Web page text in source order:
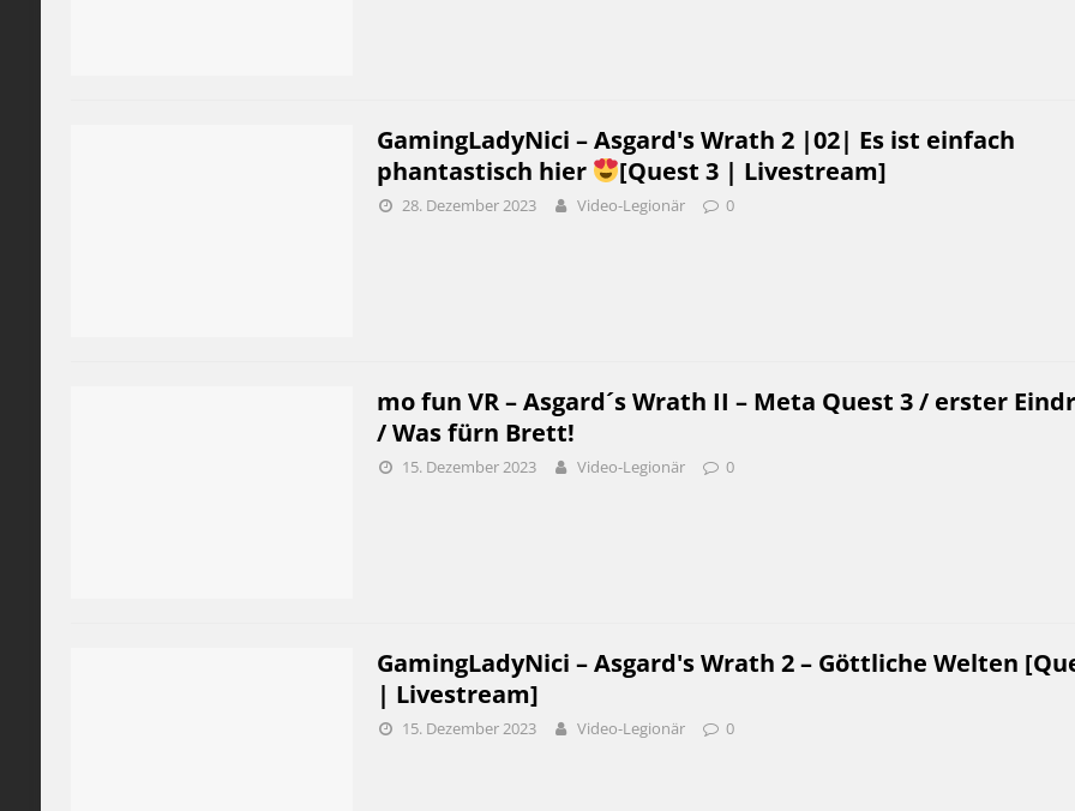
GamingLadyNici – Asgard's Wrath 2 |02| Es ist einfach
phantastisch hier
[Quest 3 | Livestream]
28. Dezember 2023 Video-Legionär 0
mo fun VR – Asgard´s Wrath II – Meta Quest 3 / erster
/ Was fürn Brett!
15. Dezember 2023 Video-Legionär 0
GamingLadyNici – Asgard's Wrath 2 – Göttliche Welten
| Livestream]
15. Dezember 2023 Video-Legionär 0